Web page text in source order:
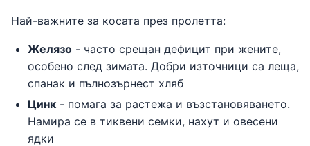
Най-важните за косата през пролетта:
Желязо - часто срещан дефицит при жените,
особено след зимата. Добри източници са леща,
спанак и пълнозърнест хляб
Цинк - помага за растежа и възстановяването.
Намира се в тиквени семки, нахут и овесени
ядки